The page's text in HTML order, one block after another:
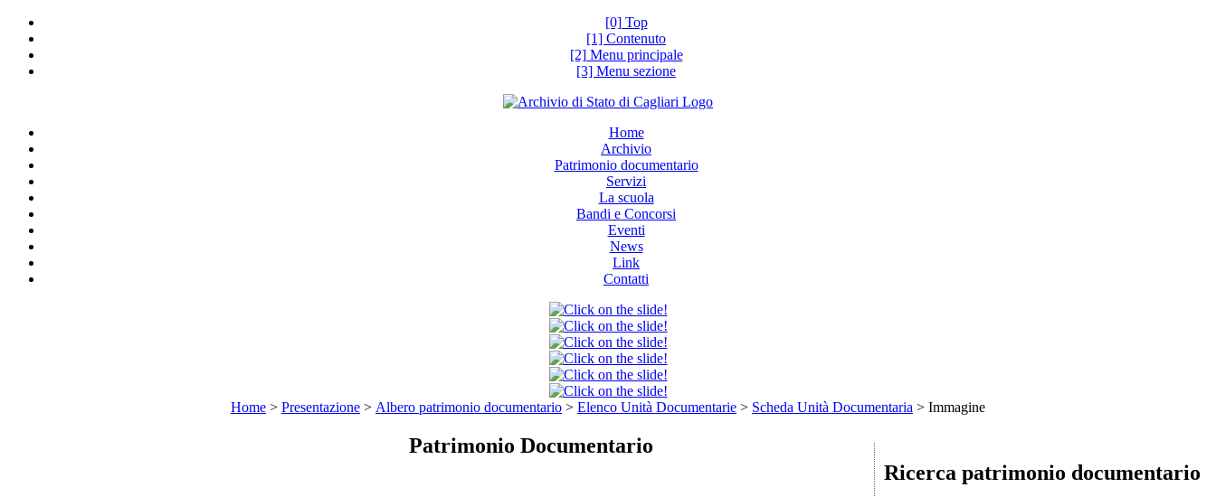
[0] Top
[1] Contenuto
[2] Menu principale
[3] Menu sezione
Home
Archivio
Patrimonio documentario
Servizi
La scuola
Bandi e Concorsi
Eventi
News
Link
Contatti
Home > Presentazione > Albero patrimonio documentario > Elenco Unità Documentarie > Scheda Unità Documentaria > Immagine
Ricerca patrimonio documentario
Patrimonio Documentario